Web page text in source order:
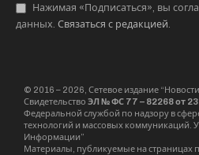
Нажимая «Подписаться», вы
данных. Связаться с редакцией.
© 2016 – 2026, Сетевое издание
Свидетельство ЭЛ № ФС 77 – 82268 от
Федеральной службой по надзору в
технологий и массовых коммуникаций.
Информации”
Материалы, публикуемые на страницах